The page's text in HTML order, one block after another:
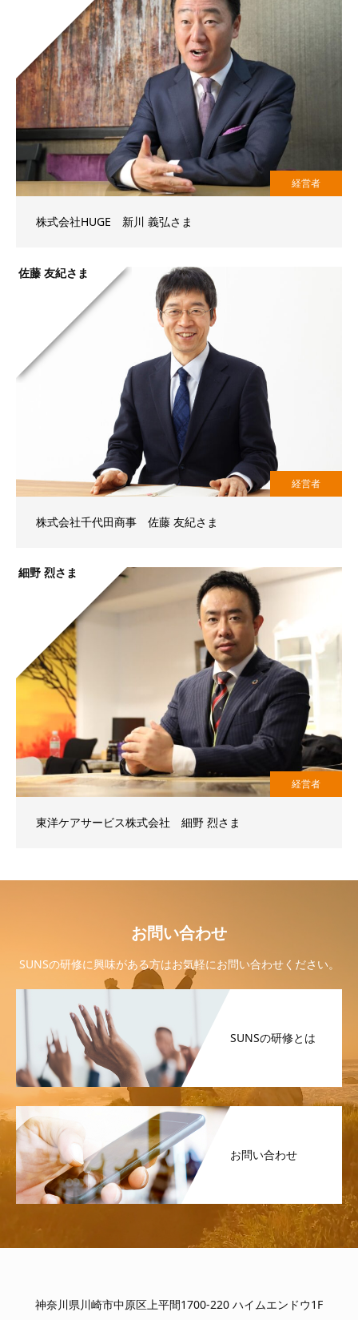
経営者
株式会社HUGE 新川 義弘さま
佐藤 友紀さま
経営者
株式会社千代田商事 佐藤 友紀さま
細野 烈さま
経営者
東洋ケアサービス株式会社 細野 烈さま
お問い合わせ
SUNSの研修に興味がある方はお気軽にお問い合わせください。
SUNSの研修とは
お問い合わせ
神奈川県川崎市中原区上平間1700-220 ハイムエンドウ1F